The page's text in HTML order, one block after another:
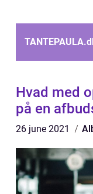
TANTEPAULA.
Hvad med
på en
26 june 2021